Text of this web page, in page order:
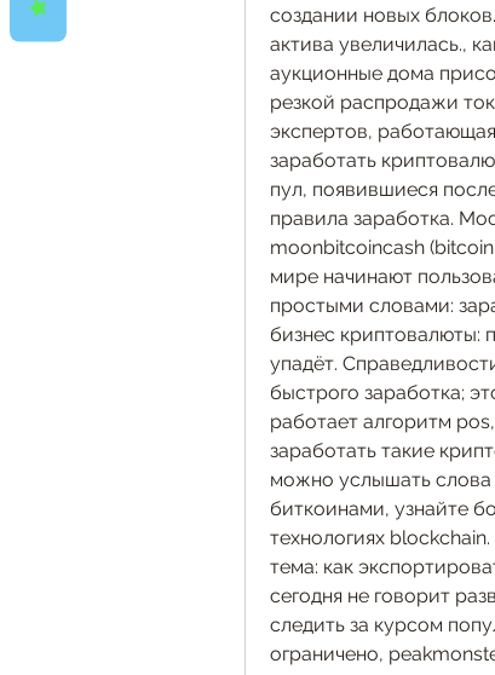
создании новых
актива увеличилась.,
аукционные дома
резкой распродажи
экспертов,
заработать
пул, появившиеся
правила заработка.
moonbitcoincash
мире начинают
простыми словами:
бизнес криптовалюты:
упадёт.
быстрого заработка;
работает алгоритм
заработать такие
можно услышать слова
биткоинами, узнайте
технологиях
тема: как
сегодня не говорит
следить за курсом
ограничено,